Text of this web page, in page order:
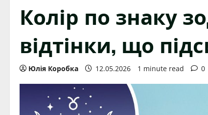
Колір по знаку
відтінки, що
Юлія Коробка 12.05.2026 1 minute read 0